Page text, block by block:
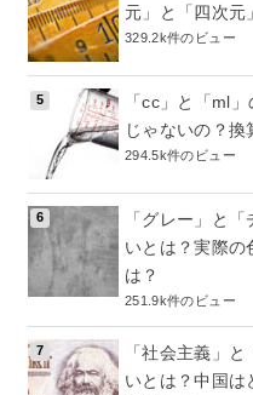
元」と「四次元
329.2k件のビュー
「cc」と「ml
じゃないの？換
294.5k件のビュー
「グレー」と
いとは？実際の
は？
251.9k件のビュー
「社会主義」
いとは？中国は